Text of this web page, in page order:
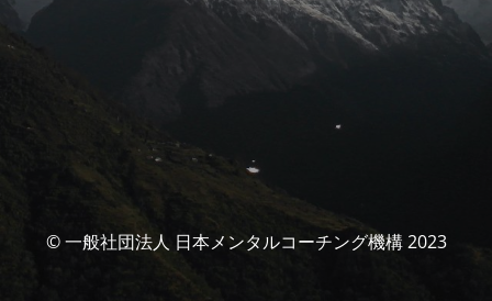
© 一般社団法人 日本メンタルコーチング機構 2023